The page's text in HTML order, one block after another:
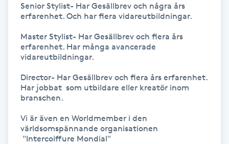
HIFU
Hollywood Peel
Hot yoga
Hudföryngring
Senior Stylist- Har Gesällbrev och några års
erfarenhet. Och har flera vidareutbildningar.
Master Stylist- Har Gesällbrev och flera års
erfarenhet. Har många avancerade
vidareutbildningar.
Director- Har Gesällbrev och flera års erfarenhet.
Har jobbat  som utbildare eller kreatör inom
branschen.
Vi är även en Worldmember i den
världsomspännande organisationen
"Intercoiffure Mondial"